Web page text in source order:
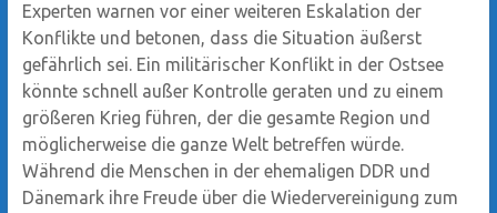
Experten warnen vor einer weiteren Eskalation der
Konflikte und betonen, dass die Situation äußerst
gefährlich sei. Ein militärischer Konflikt in der Ostsee
könnte schnell außer Kontrolle geraten und zu einem
größeren Krieg führen, der die gesamte Region und
möglicherweise die ganze Welt betreffen würde.
Während die Menschen in der ehemaligen DDR und
Dänemark ihre Freude über die Wiedervereinigung zum